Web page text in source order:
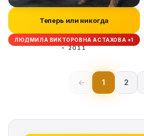
Теперь или никогда
ЛЮДМИЛА ВИКТОРОВНА АСТАХОВА +1
2011
← 1 2